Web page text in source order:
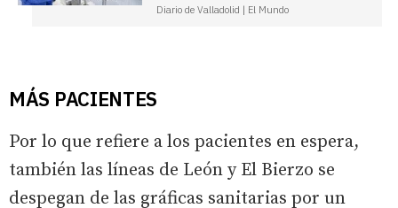
Diario de Valladolid | El Mundo
MÁS PACIENTES
Por lo que refiere a los pacientes en espera,
también las líneas de León y El Bierzo se
despegan de las gráficas sanitarias por un